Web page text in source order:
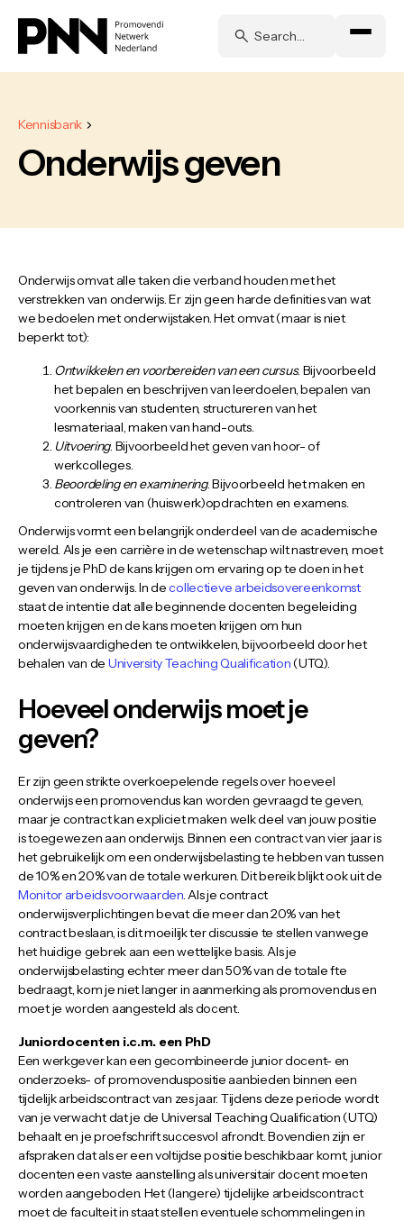
Kennisbank
Onderwijs geven
Onderwijs omvat alle taken die verband houden met het
verstrekken van onderwijs. Er zijn geen harde definities van wat
we bedoelen met onderwijstaken. Het omvat (maar is niet
beperkt tot):
Ontwikkelen en voorbereiden van een cursus. Bijvoorbeeld
het bepalen en beschrijven van leerdoelen, bepalen van
voorkennis van studenten, structureren van het
lesmateriaal, maken van hand-outs.
Uitvoering. Bijvoorbeeld het geven van hoor- of
werkcolleges.
Beoordeling en examinering. Bijvoorbeeld het maken en
controleren van (huiswerk)opdrachten en examens.
Onderwijs vormt een belangrijk onderdeel van de academische
wereld. Als je een carrière in de wetenschap wilt nastreven, moet
je tijdens je PhD de kans krijgen om ervaring op te doen in het
geven van onderwijs. In decollectieve arbeidsovereenkomst
staat de intentie dat alle beginnende docenten begeleiding
moeten krijgen en de kans moeten krijgen om hun
onderwijsvaardigheden te ontwikkelen, bijvoorbeeld door het
behalen van de University Teaching Qualification(UTQ).
Hoeveel onderwijs moet je
geven?
Er zijn geen strikte overkoepelende regels over hoeveel
onderwijs een promovendus kan worden gevraagd te geven,
maar je contract kan expliciet maken welk deel van jouw positie
is toegewezen aan onderwijs. Binnen een contract van vier jaar is
het gebruikelijk om een ​​onderwijsbelasting te hebben van tussen
de 10% en 20% van de totale werkuren. Dit bereik blijkt ook uit de
Monitor arbeidsvoorwaarden. Als je contract
onderwijsverplichtingen bevat die meer dan 20% van het
contract beslaan, is dit moeilijk ter discussie te stellen vanwege
het huidige gebrek aan een wettelijke basis. Als je
onderwijsbelasting echter meer dan 50% van de totale fte
bedraagt, kom je niet langer in aanmerking als promovendus en
moet je worden aangesteld als docent.
Juniordocenten i.c.m. een PhD
Een werkgever kan een gecombineerde junior docent- en
onderzoeks- of promovenduspositie aanbieden binnen een
tijdelijk arbeidscontract van zes jaar. Tijdens deze periode wordt
van je verwacht dat je de Universal Teaching Qualification (UTQ)
behaalt en je proefschrift succesvol afrondt. Bovendien zijn er
afspraken dat als er een voltijdse positie beschikbaar komt, junior
docenten een vaste aanstelling als universitair docent moeten
worden aangeboden. Het (langere) tijdelijke arbeidscontract
moet de faculteit in staat stellen eventuele schommelingen in